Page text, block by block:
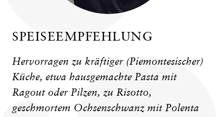
SPEISEEMPFEHLUNG
Hervorragen zu kräftiger (Piemontesischer)
Küche, etwa hausgemachte Pasta mit
Ragout oder Pilzen, zu Risotto,
geschmortem Ochsenschwanz mit Polenta